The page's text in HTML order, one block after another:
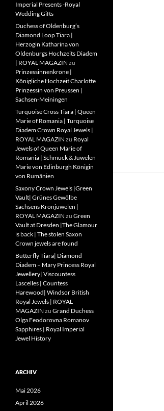
Imperial Presents -Royal
Wedding Gifts
Duchess of Oldenburg’s
Diamond Loop Tiara |
Herzogin Katharina von
Oldenburgs Hochzeits Diadem
| ROYAL MAGAZIN zu
Prinzessinnenkrone |
Königliche Hochzeit Charlotte
Prinzessin von Preussen |
Sachsen-Meiningen
Turquoise Cross Tiara | Queen
Marie of Romania | Turquoise
Diadem Crown Royal Jewels |
ROYAL MAGAZIN zu Royal
Jewels of Queen Marie of
Romania | Schmuck & Juwelen
Marie von Edinburgh Königin
von Rumänien
Saxony Crown Jewels |Green
Vault| Grünes Gewölbe
Sachsens Kronjuwelen |
ROYAL MAGAZIN zu Green
Vault at Dresden |The Glamour
is back | The stolen Saxon
Crown jewels are found
Butterfly Tiara| Diamond
Diadem – Mary Princess Royal
Jewellery| Viscountess
Lascelles | Countess
Harewood| Windsor British
Royal Jewels | ROYAL
MAGAZIN zu Grand Duchess
Olga Feodorovna Romanov
Sapphires | Royal Imperial
Jewel History
ARCHIV
Mai 2026
April 2026